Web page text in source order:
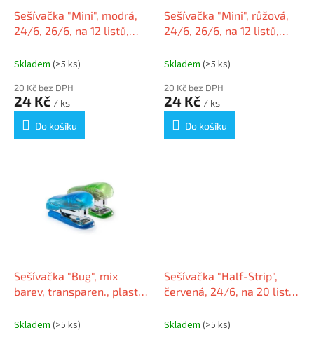
Sešívačka "Mini", modrá,
24/6, 26/6, na 12 listů,
Skladem (>5 ks)
20 Kč bez DPH
24 Kč / ks
Do košíku
Sešívačka "Mini", růžová,
24/6, 26/6, na 12 listů,
Skladem (>5 ks)
20 Kč bez DPH
24 Kč / ks
Do košíku
Sešívačka "Bug", mix
barev, transparen., plast.,
RAPESCO
Skladem (>5 ks)
Sešívačka "Half-Strip",
červená, 24/6, na 20 listů,
Skladem (>5 ks)